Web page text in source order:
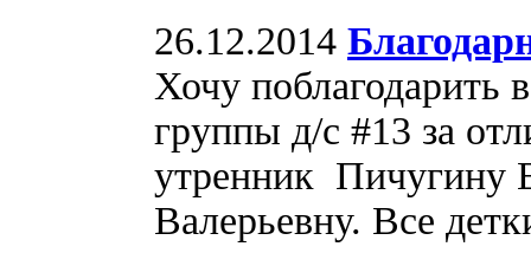
26.12.2014
Хочу поблагодарить
группы д/с #13 за
утренник Пичугину
Валерьевну. Все